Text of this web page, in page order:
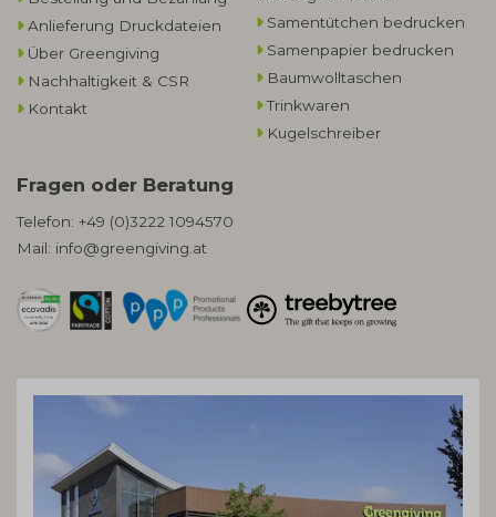
Anlieferung Druckdateien
Über Greengiving
Nachhaltigkeit & CSR
Kontakt
Samentütchen bedrucken
Samenpapier bedrucken
Baumwolltaschen​
Trinkwaren
Kugelschreiber
Fragen oder Beratung
Telefon: +49 (0)3222 1094570
Mail: info@greengiving.at